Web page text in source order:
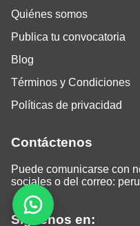
Quiénes somos
Publica tu convocatoria
Blog
Términos y Condiciones
Políticas de privacidad
Contáctenos
Puede comunicarse con
sociales o del correo:
Siguenos en: